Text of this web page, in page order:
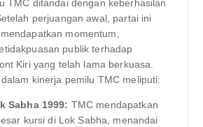
TMC ditandai dengan keberhasilan
perjuangan awal, partai ini
momentum,
publik terhadap
Kiri yang telah lama berkuasa.
kinerja pemilu TMC meliputi:
Sabha 1999: TMC mendapatkan
kursi di Lok Sabha, menandai